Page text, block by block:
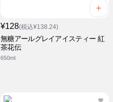
¥128(税込¥138.24)
無糖アールグレイアイスティー 紅
茶花伝
650ml